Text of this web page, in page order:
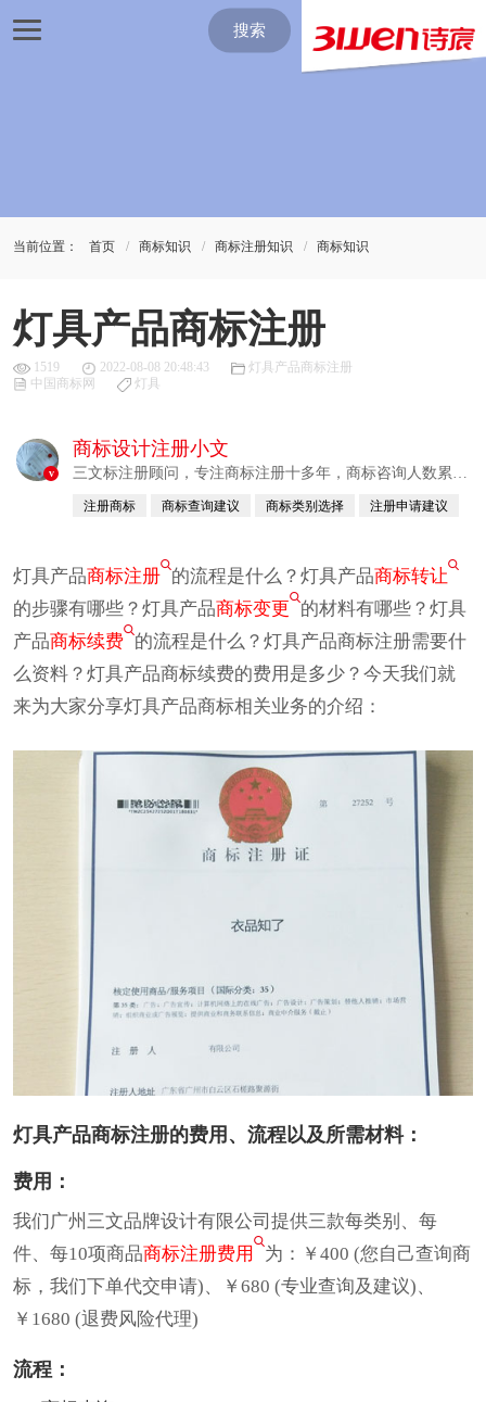
搜索
当前位置： 首页 商标知识 商标注册知识 商标知识
灯具产品商标注册
1519 2022-08-08 20:48:43
灯具产品商标注册
中国商标网
灯具
v
商标设计注册小文
三文标注册顾问，专注商标注册十多年，商标咨询人数累计
注册商标 商标查询建议 商标类别选择 注册申请建议
灯具产品商标注册 的流程是什么？灯具产品商标转让
的步骤有哪些？灯具产品商标变更
的材料有哪些？灯具
产品商标续费 的流程是什么？灯具产品商标注册需要什
么资料？灯具产品商标续费的费用是多少？今天我们就
来为大家分享灯具产品商标相关业务的介绍：
灯具产品商标注册的费用、流程以及所需材料：
费用：
我们广州三文品牌设计有限公司提供三款每类别、每
件、每10项商品商标注册费用
为：￥400 (您自己查询商
标，我们下单代交申请)、￥680 (专业查询及建议)、
￥1680 (退费风险代理)
流程：